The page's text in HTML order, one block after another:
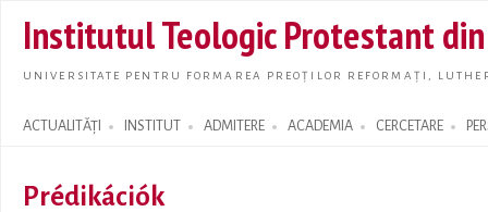
main
Institutul Teologic Protestant
UNIVERSITATE PENTRU FORMAREA PREOȚILOR REFORMAȚI,
ACTUALITĂȚI INSTITUT ADMITERE ACADEMIA CERCETARE
Search form
Prédikációk